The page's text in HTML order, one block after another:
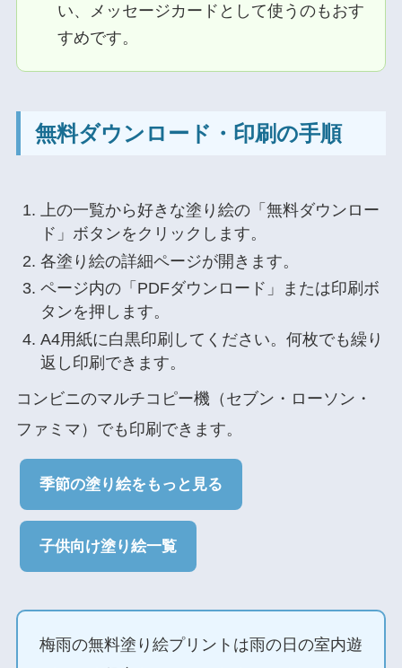
い、メッセージカードとして使うのもおす
すめです。
無料ダウンロード・印刷の手順
上の一覧から好きな塗り絵の「無料ダウンロー
ド」ボタンをクリックします。
各塗り絵の詳細ページが開きます。
ページ内の「PDFダウンロード」または印刷ボ
タンを押します。
A4用紙に白黒印刷してください。何枚でも繰り
返し印刷できます。
コンビニのマルチコピー機（セブン・ローソン・
ファミマ）でも印刷できます。
季節の塗り絵をもっと見る
子供向け塗り絵一覧
梅雨の無料塗り絵プリントは雨の日の室内遊